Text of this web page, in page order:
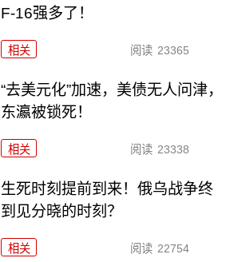
F-16强多了！
相关 阅读 23365
“去美元化”加速，美债无人问津，
东瀛被锁死！
相关 阅读 23338
生死时刻提前到来！俄乌战争终
到见分晓的时刻？
相关 阅读 22754